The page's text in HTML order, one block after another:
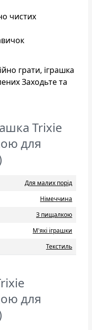
чистих
грати, іграшка
Заходьте та
Trixie
для
Для малих порід
Нiмеччина
З пищалкою
М'які іграшки
Текстиль
для